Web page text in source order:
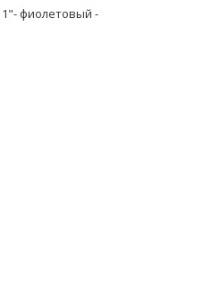
фиолетовый -